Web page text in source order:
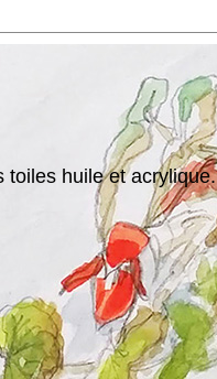
toiles huile et acrylique.